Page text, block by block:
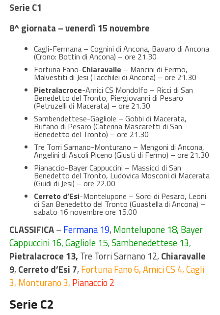
Serie C1
8^ giornata – venerdì 15 novembre
Cagli-Fermana – Cognini di Ancona, Bavaro di Ancona
(Crono: Bottin di Ancona) – ore 21.30
Fortuna Fano-Chiaravalle – Mancini di Fermo,
Malvestiti di Jesi (Tacchilei di Ancona) – ore 21.30
Pietralacroce-Amici CS Mondolfo – Ricci di San
Benedetto del Tronto, Piergiovanni di Pesaro
(Petruzelli di Macerata) – ore 21.30
Sambendettese-Gagliole – Gobbi di Macerata,
Bufano di Pesaro (Caterina Mascaretti di San
Benedetto del Tronto) – ore 21.30
Tre Torri Sarnano-Monturano – Mengoni di Ancona,
Angelini di Ascoli Piceno (Giusti di Fermo) – ore 21.30
Pianaccio-Bayer Cappuccini – Massicci di San
Benedetto del Tronto, Ludovica Mosconi di Macerata
(Guidi di Jesi) – ore 22.00
Cerreto d’Esi-Montelupone – Sorci di Pesaro, Leoni
di San Benedetto del Tronto (Guastella di Ancona) –
sabato 16 novembre ore 15.00
CLASSIFICA– Fermana 19, Montelupone 18, Bayer
Cappuccini 16, Gagliole 15, Sambenedettese 13,
Pietralacroce 13, Tre Torri Sarnano 12, Chiaravalle
9, Cerreto d’Esi 7, Fortuna Fano 6, Amici CS 4, Cagli
3, Monturano 3, Pianaccio 2
Serie C2